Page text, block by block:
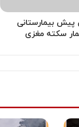
پیش بیمارستانی
سکته مغزی